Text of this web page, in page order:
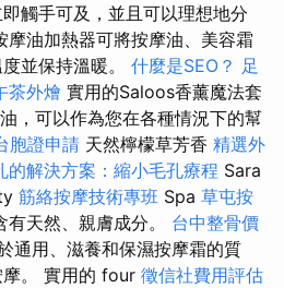
觸手可及，並且可以理想地分
油加熱器可將按摩油、美容霜
並保持溫暖。 什麼是SEO？ 足
茶外燴 實用的Saloos香薰魔法套
，可以作為您在各種情況下的幫
胞證申請 天然檸檬草芳香 精選外
的解決方案：縮小毛孔療程 Sara
筋絡按摩技術專班 Spa 草屯按
有天然、親膚成分。 台中整骨價
通用、滋養和保濕按摩霜的質
。 實用的 four 徵信社費用評估